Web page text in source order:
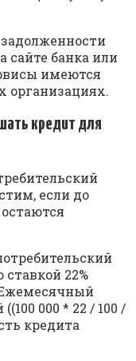
сайте банка или
имеются
организациях.
кредит для
если до
22%
000 * 22 / 100 /
кредита